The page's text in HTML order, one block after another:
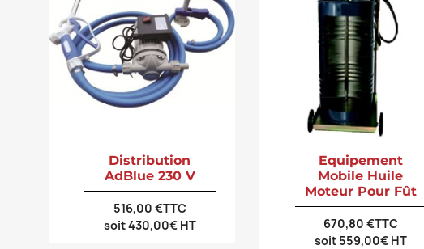
Distribution
AdBlue 230 V
516,00 €TTC
soit 430,00€ HT
Equipement
Mobile Huile
Moteur Pour Fût
670,80 €TTC
soit 559,00€ HT